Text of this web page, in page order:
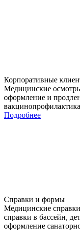
Корпоративные
Медицинские
оформление и
Подробнее
Справки и формы
Медицинские
справки в бассейн,
оформление